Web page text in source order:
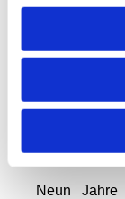
Mitbrüder
Behörden
um
6.November
Neun Jahre